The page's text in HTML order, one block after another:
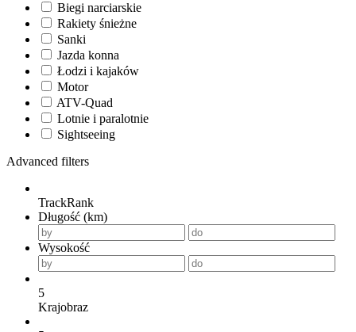
Biegi narciarskie
Rakiety śnieżne
Sanki
Jazda konna
Łodzi i kajaków
Motor
ATV-Quad
Lotnie i paralotnie
Sightseeing
Advanced filters
TrackRank
Długość (km)
Wysokość
5
Krajobraz